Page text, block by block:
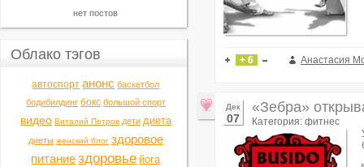
+ 6 Анастасия
Дек
07
«Зебра»
Категория: фитнес
нет постов
Облако тэгов
автоспорт анонс баскетбол
бодибилдинг бокс большой спорт
видео Виталий Петров дети диета
диеты женский блог здоровое
питание здоровье йога